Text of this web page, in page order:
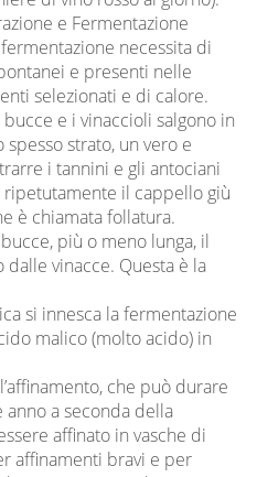
e Fermentazione
necessita di
e presenti nelle
selezionati e di calore.
e i vinaccioli salgono in
strato, un vero e
i tannini e gli antociani
il cappello giù
è chiamata follatura.
più o meno lunga, il
vinacce. Questa è la
si innesca la fermentazione
malico (molto acido) in
che può durare
a seconda della
affinato in vasche di
affinamenti bravi e per